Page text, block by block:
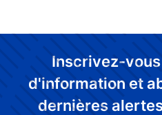
Inscrivez-
d'information et
dernières